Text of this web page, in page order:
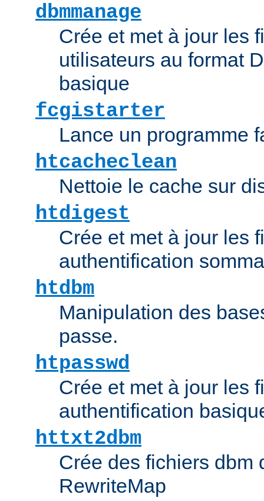
dbmmanage
Crée et met à jour les
utilisateurs au format
basique
fcgistarter
Lance un programme
htcacheclean
Nettoie le cache sur
htdigest
Crée et met à jour les
authentification
htdbm
Manipulation des
passe.
htpasswd
Crée et met à jour les
authentification
httxt2dbm
Crée des fichiers dbm
RewriteMap